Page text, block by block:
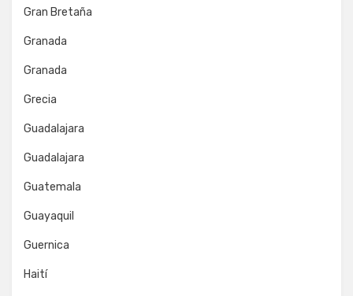
Gran Bretaña
Granada
Granada
Grecia
Guadalajara
Guadalajara
Guatemala
Guayaquil
Guernica
Haití